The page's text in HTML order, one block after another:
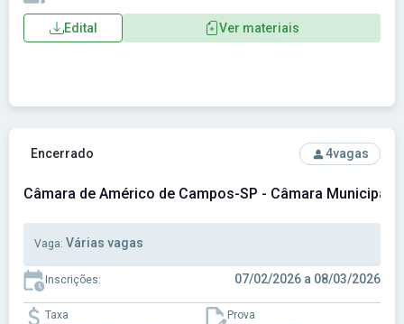
Edital Ver materiais
Ver concurso: Câmara de Américo de Campos-SP -
Encerrado 4vagas
Câmara de Américo de Campos-SP - Câmara Municipal
Vaga: Várias vagas
Inscrições: 07/02/2026 a 08/03/2026
Taxa Prova